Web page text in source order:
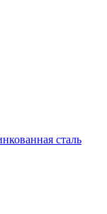
сталь